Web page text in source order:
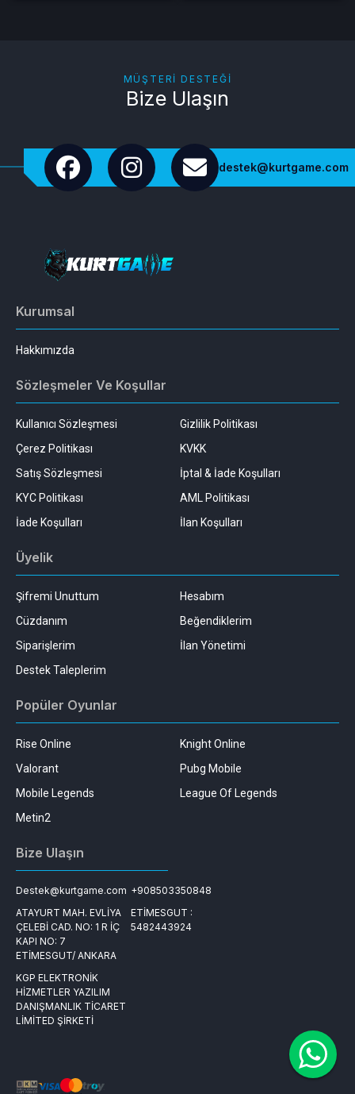
MÜŞTERI DESTEĞI
Bize Ulaşın
destek@kurtgame.com
Kurumsal
Hakkımızda
Sözleşmeler Ve Koşullar
Kullanıcı Sözleşmesi
Gizlilik Politikası
Çerez Politikası
KVKK
Satış Sözleşmesi
İptal & İade Koşulları
KYC Politikası
AML Politikası
İade Koşulları
İlan Koşulları
Üyelik
Şifremi Unuttum
Hesabım
Cüzdanım
Beğendiklerim
Siparişlerim
İlan Yönetimi
Destek Taleplerim
Popüler Oyunlar
Rise Online
Knight Online
Valorant
Pubg Mobile
Mobile Legends
League Of Legends
Metin2
Bize Ulaşın
Destek@kurtgame.com +908503350848
ATAYURT MAH. EVLİYA
ÇELEBİ CAD. NO: 1 R İÇ
KAPI NO: 7
ETİMESGUT/ ANKARA
ETİMESGUT :
5482443924
KGP ELEKTRONİK
HİZMETLER YAZILIM
DANIŞMANLIK TİCARET
LİMİTED ŞİRKETİ